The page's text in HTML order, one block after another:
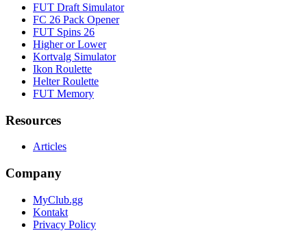
FUT Draft Simulator
FC 26 Pack Opener
FUT Spins 26
Higher or Lower
Kortvalg Simulator
Ikon Roulette
Helter Roulette
FUT Memory
Resources
Articles
Company
MyClub.gg
Kontakt
Privacy Policy